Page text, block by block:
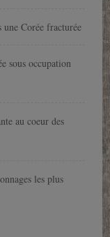
une Corée fracturée
sous occupation
au coeur des
les plus